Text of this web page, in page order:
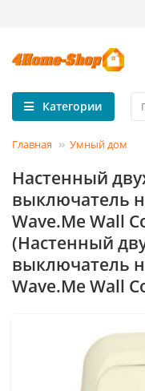
Категории
Главная Умный дом
Настенный
выключатель
Wave.Me Wall
(Настенный
выключатель
Wave.Me Wall